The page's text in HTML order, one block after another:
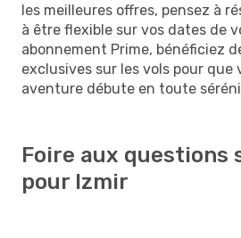
les meilleures offres, pensez à
à être flexible sur vos dates de
abonnement Prime, bénéficiez
exclusives sur les vols pour que
aventure débute en toute
Foire aux questions
pour Izmir